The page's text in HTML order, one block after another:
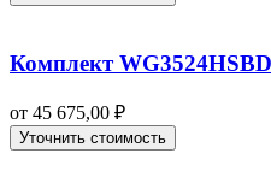
Комплект
от 45 675,00 ₽
Уточнить стоимость